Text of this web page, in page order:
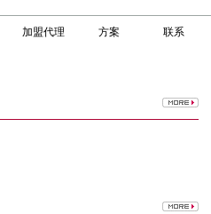
加盟代理 方案 联系